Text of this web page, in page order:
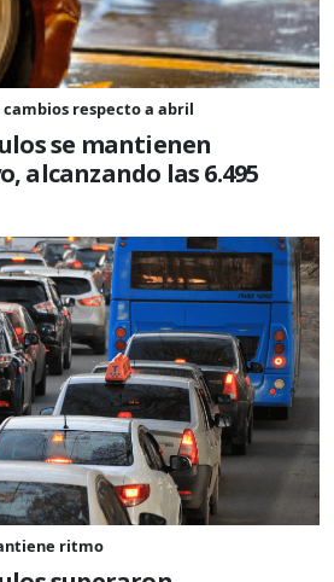
respecto a abril
se mantienen
alcanzando las 6.495
ritmo